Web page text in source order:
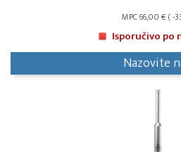
MPC 66,00 € ( -
Isporučivo po
Nazovite